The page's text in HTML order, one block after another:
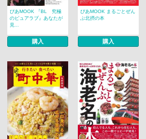
ぴあMOOK 『BL 究極
のピュアラブ』あなたが
見...
購入
ぴあMOOK まるごとぜん
ぶ北摂の本
購入